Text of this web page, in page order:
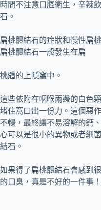
時間不注意口腔衛生，辛辣
石。
扁桃體結石的症狀和慢性扁
扁桃體結石一般發生在扁
桃體的上隱窩中。
這些依附在咽喉兩邊的白色
堵住窩口出一份力。這個惡
不暢，最終讓不易溶解的鈣
心可以是很小的異物或者細
結石。
如果得了扁桃體結石會感到
的口臭，真是不好的一件事！